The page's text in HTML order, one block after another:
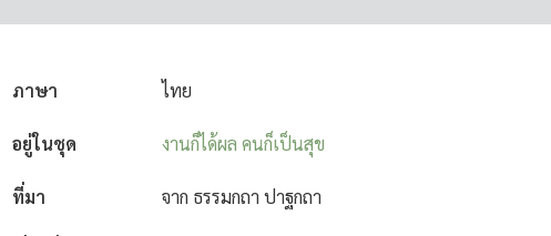
ภาษา ไทย
อยู่ในชุด งานก็ได้ผล คนก็เป็นสุข
ที่มา จาก ธรรมกถา ปาฐกถา